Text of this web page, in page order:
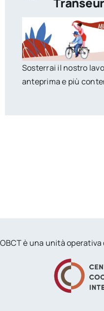
Sosterrai il nostro
anteprima e più
OBCT è una unità operativa